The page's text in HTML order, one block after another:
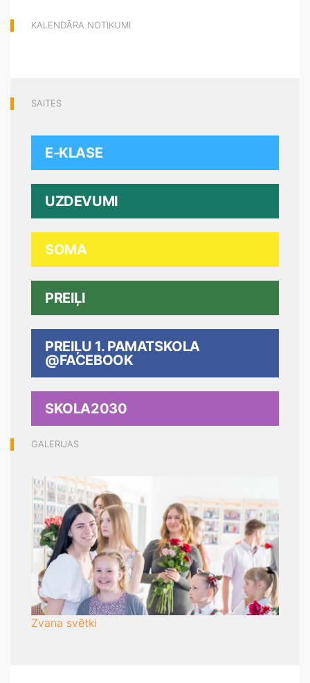
KALENDĀRA NOTIKUMI
SAITES
E-KLASE
UZDEVUMI
SOMA
PREIĻI
PREIĻU 1. PAMATSKOLA
@FACEBOOK
SKOLA2030
GALERIJAS
Zvana svētki